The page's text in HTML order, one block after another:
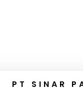
PT SINAR